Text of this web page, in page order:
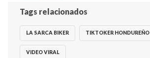
Tags relacionados
LA SARCA BIKER TIKTOKER HONDUREÑO
VIDEO VIRAL